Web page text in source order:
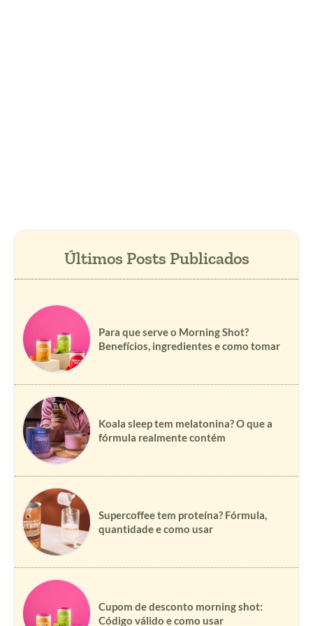
Para que serve o Morning Shot?
Benefícios, ingredientes e como tomar
Koala sleep tem melatonina? O que a
fórmula realmente contém
Supercoffee tem proteína? Fórmula,
quantidade e como usar
Cupom de desconto morning shot:
Código válido e como usar